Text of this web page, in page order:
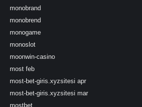
monobrand
monobrend
monogame
monoslot
moonwin-casino
most feb
most-bet-giris.xyzsitesi apr
most-bet-giris.xyzsitesi mar
mostbet